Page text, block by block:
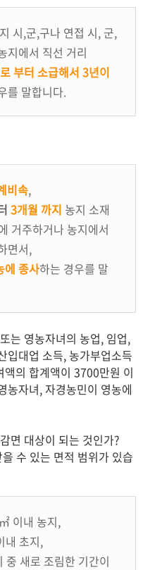
시,군,구나 연접 시, 군,
지에서 직선 거리
부터 소급해서 3년이
를 말합니다.
비속,
3개월 까지 농지 소재
거주하거나 농지에서
면서,
에 종사하는 경우를 말
는 영농자녀의 농업, 임업,
입대업 소득, 농가부업소득
의 합계액이 3700만원 이
농자녀, 자경농민이 영농에
면 대상이 되는 것인가?
수 있는 면적 범위가 있습
이내 농지,
내 초지,
새로 조림한 기간이